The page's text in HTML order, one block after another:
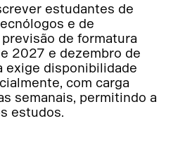
estudantes de
e de
de formatura
2027 e dezembro de
exige disponibilidade
com carga
semanais, permitindo a
estudos.